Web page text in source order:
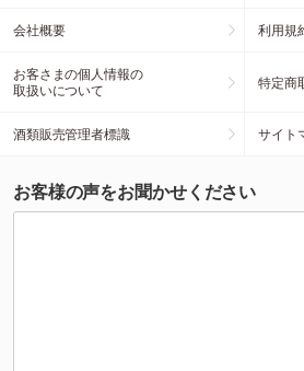
会社概要 利用規
お客さまの個人情報の
取扱いについて
特定商
酒類販売管理者標識 サイト
お客様の声をお聞かせください